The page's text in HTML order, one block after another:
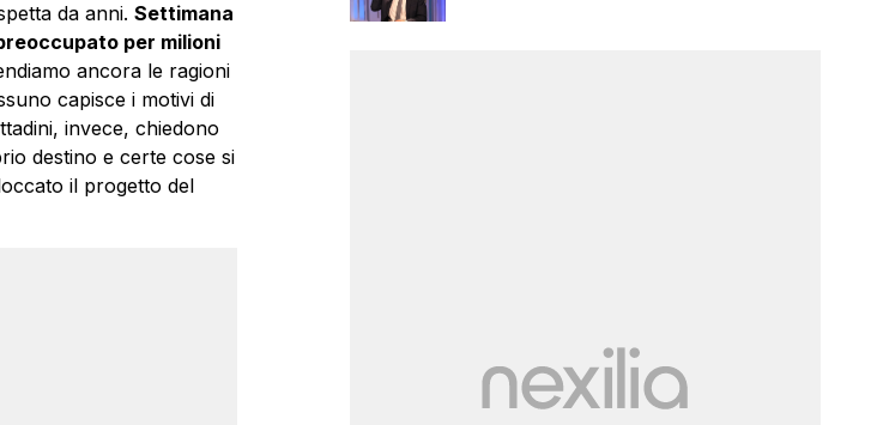
da anni. Settimana
per milioni
ancora le ragioni
capisce i motivi di
invece, chiedono
destino e certe cose si
il progetto del